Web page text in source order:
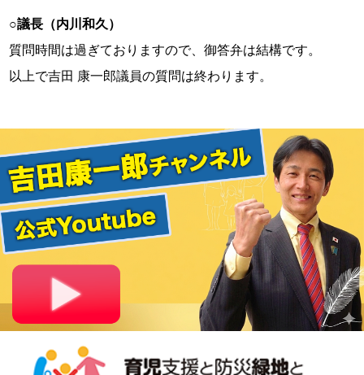
○議長（内川和久）
質問時間は過ぎておりますので、御答弁は結構です。
以上で吉田 康一郎議員の質問は終わります。